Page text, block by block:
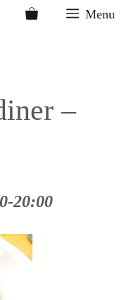
Menu
–
20:00